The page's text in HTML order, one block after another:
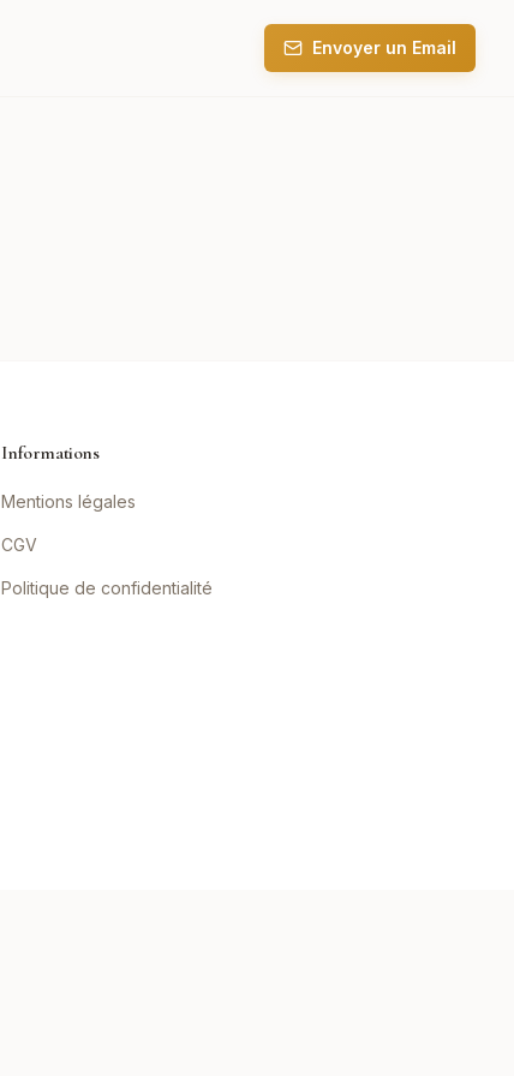
Envoyer un Email
Informations
Mentions légales
CGV
Politique de confidentialité